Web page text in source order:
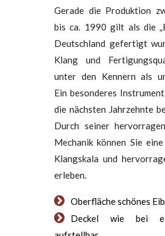
Gerade die Produktion
bis ca. 1990 gilt als die
Deutschland gefertigt
Klang und
unter den Kennern als
Ein besonderes
die nächsten Jahrzehnte
Durch seiner
Mechanik können Sie
Klangskala und
erleben.
Oberfläche schönes
Deckel wie bei